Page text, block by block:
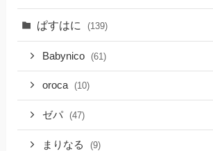
ぱすはに (139)
Babynico (61)
oroca (10)
ゼパ (47)
まりなる (9)